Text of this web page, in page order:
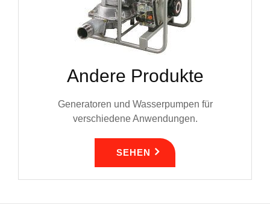
Andere Produkte
Generatoren und Wasserpumpen für
verschiedene Anwendungen.
SEHEN